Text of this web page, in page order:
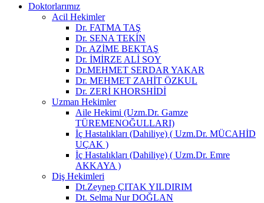
Doktorlarımız
Acil Hekimler
Dr. FATMA TAŞ
Dr. SENA TEKİN
Dr. AZİME BEKTAŞ
Dr. İMİRZE ALİ SOY
Dr.MEHMET SERDAR YAKAR
Dr. MEHMET ZAHİT ÖZKUL
Dr. ZERİ KHORSHİDİ
Uzman Hekimler
Aile Hekimi (Uzm.Dr. Gamze
TÜREMENOĞULLARI)
İç Hastalıkları (Dahiliye) ( Uzm.Dr. MÜCAHİD
UÇAK )
İç Hastalıkları (Dahiliye) ( Uzm.Dr. Emre
AKKAYA )
Diş Hekimleri
Dt.Zeynep ÇITAK YILDIRIM
Dt. Selma Nur DOĞLAN